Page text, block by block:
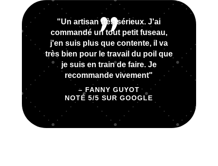
"Un artisan très sérieux. J'ai
commandé un tout petit fuseau,
j'en suis plus que contente, il va
très bien pour le travail du poil que
je suis en train de faire. Je
recommande vivement"
– FANNY GUYOT
NOTÉ 5/5 SUR GOOGLE